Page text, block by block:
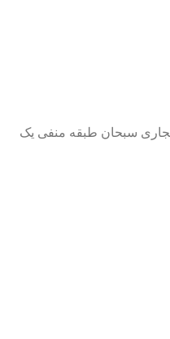
سبحان طبقه منفی یک